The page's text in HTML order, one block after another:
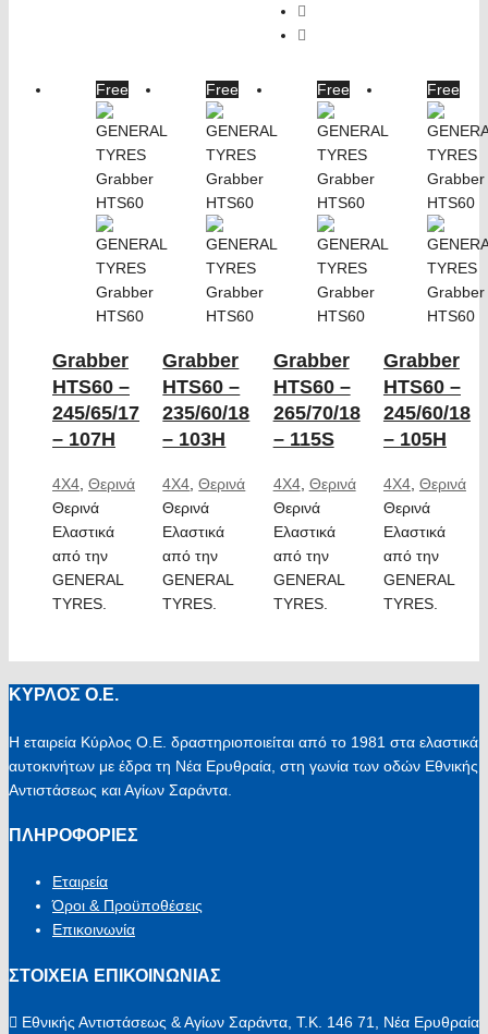
Free
Grabber
HTS60 –
245/65/17
– 107H
4X4, Θερινά
Θερινά
Ελαστικά
από την
GENERAL
TYRES.
Free
Grabber
HTS60 –
235/60/18
– 103H
4X4,Θερινά
Θερινά
Ελαστικά
από την
GENERAL
TYRES.
Free
Grabber
HTS60 –
265/70/18
– 115S
4X4, Θερινά
Θερινά
Ελαστικά
από την
GENERAL
TYRES.
Free
Grabber
HTS60 –
245/60/18
– 105H
4X4, Θερινά
Θερινά
Ελαστικά
από την
GENERAL
TYRES.
ΚΥΡΛΟΣ Ο.Ε.
Η εταιρεία Κύρλος Ο.Ε. δραστηριοποιείται από το 1981 στα ελαστικά
αυτοκινήτων με έδρα τη Νέα Ερυθραία, στη γωνία των οδών Εθνικής
Αντιστάσεως και Αγίων Σαράντα.
ΠΛΗΡΟΦΟΡΙΕΣ
Εταιρεία
Όροι & Προϋποθέσεις
Επικοινωνία
ΣΤΟΙΧΕΙΑ ΕΠΙΚΟΙΝΩΝΙΑΣ
Εθνικής Αντιστάσεως & Αγίων Σαράντα, Τ.Κ. 146 71, Νέα Ερυθραία